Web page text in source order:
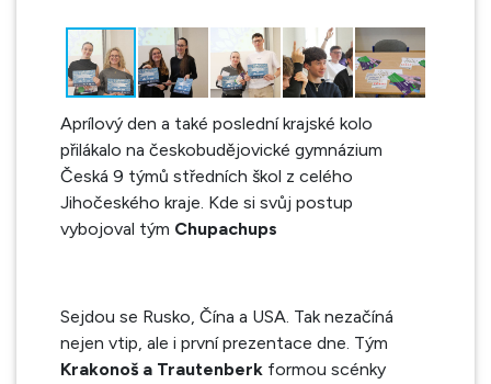
Aprílový den a také poslední krajské kolo
přilákalo na českobudějovické gymnázium
Česká 9 týmů středních škol z celého
Jihočeského kraje. Kde si svůj postup
vybojoval tým Chupachups
Sejdou se Rusko, Čína a USA. Tak nezačíná
nejen vtip, ale i první prezentace dne. Tým
Krakonoš a Trautenberk formou scénky